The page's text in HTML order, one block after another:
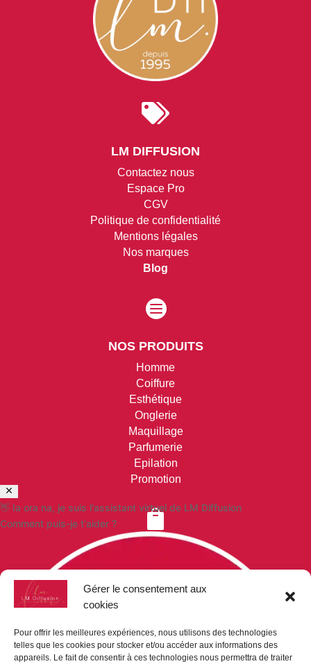
Gérer le consentement aux
cookies
Pour offrir les meilleures expériences, nous utilisons des technologies
telles que les cookies pour stocker et/ou accéder aux informations des
appareils. Le fait de consentir à ces technologies nous permettra de traiter

LM DIFFUSION
Contactez nous
Espace Pro
CGV
Politique de confidentialité
Mentions légales
Nos marques
Blog

NOS PRODUITS
Homme
Coiffure
Esthétique
Onglerie
Maquillage
Parfumerie
Epilation
Promotion

VOS COMMANDES
Mon compte
Demande de devis
👋 Ia ora na, je suis l'assistant virtuel de LM Diffusion
Comment puis-je t'aider ?